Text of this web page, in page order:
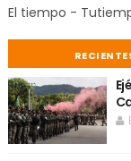
El tiempo -